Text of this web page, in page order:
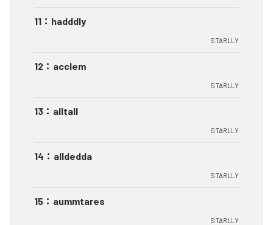
11 ： hadddly
STARLLY
12 ： acclem
STARLLY
13 ： alltall
STARLLY
14 ： alldedda
STARLLY
15 ： aummtares
STARLLY